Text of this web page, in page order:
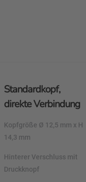
Standardkopf,
direkte Verbindung
Kopfgröße Ø 12,5 mm x H
14,3 mm
Hinterer Verschluss mit
Druckknopf